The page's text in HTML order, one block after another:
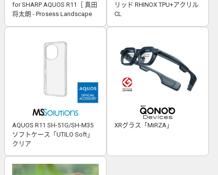
for SHARP AQUOS R11［ 真田
将太朗 - Prosess Landscape
リッド RHINOX TPU+アクリル
CL
AQUOS R11 SH-51G/SH-M35
ソフトケース「UTILO Soft」
クリア
XRグラス「MiRZA」